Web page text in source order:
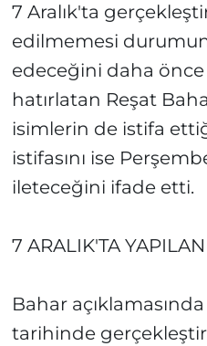
7 Aralık'ta
edilmemesi
edeceğini daha
hatırlatan Reşat
isimlerin de istifa
istifasını ise
ileteceğini ifade etti.
7 ARALIK'TA
Bahar açıklamasında
tarihinde